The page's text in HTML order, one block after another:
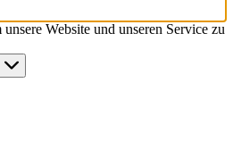
Website und unseren Service zu